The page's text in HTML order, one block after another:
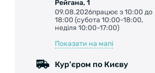
Рейгана, 1
09.08.2026працює з 10:00 до
18:00 (субота 10:00-18:00,
неділя 10:00-17:00)
Показати на мапі
Кур'єром по Києву